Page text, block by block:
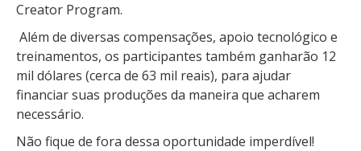
Creator Program.
Além de diversas compensações, apoio tecnológico e
treinamentos, os participantes também ganharão 12
mil dólares (cerca de 63 mil reais), para ajudar
financiar suas produções da maneira que acharem
necessário.
Não fique de fora dessa oportunidade imperdível!